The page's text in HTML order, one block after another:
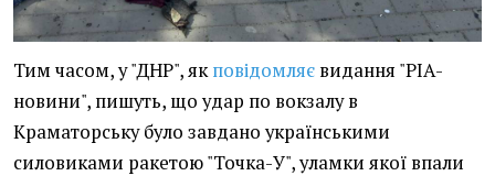
Тим часом, у "ДНР", якповідомляє видання "РІА-
новини", пишуть, що удар по вокзалу в
Краматорську було завдано українськими
силовиками ракетою "Точка-У", уламки якої впали